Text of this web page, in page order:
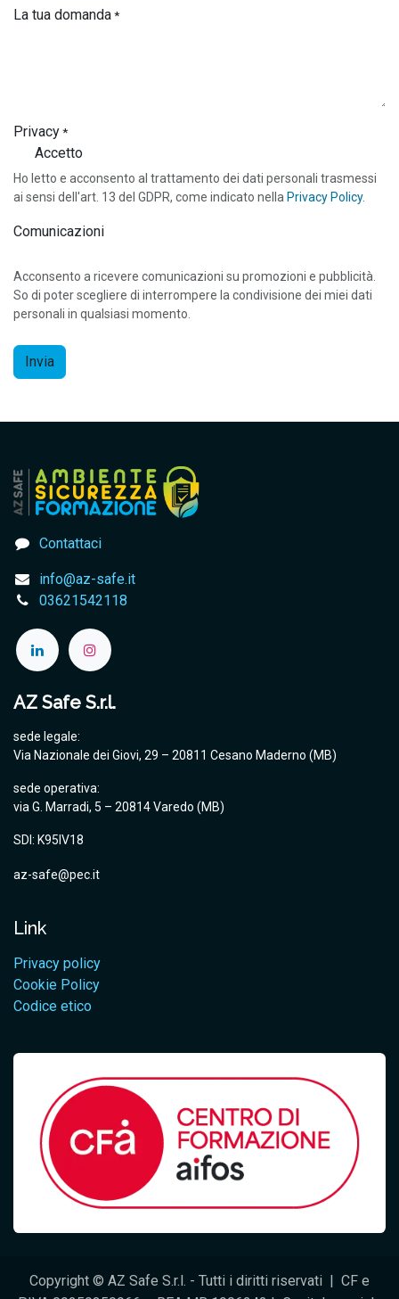
La tua domanda*
Privacy*
Accetto
Ho letto e acconsento al trattamento dei dati personali trasmessi
ai sensi dell'art. 13 del GDPR, come indicato nella Privacy Policy.
Comunicazioni
Acconsento a ricevere comunicazioni su promozioni e pubblicità.
So di poter scegliere di interrompere la condivisione dei miei dati
personali in qualsiasi momento.
Invia
Contattaci
info@az-safe.it
03621542118
AZ Safe S.r.l.
sede legale:
Via Nazionale dei Giovi, 29 – 20811 Cesano Maderno (MB)
sede operativa:
via G. Marradi, 5 – 20814 Varedo (MB)
SDI: K95IV18
az-safe@pec.it
Link
Privacy policy
Cookie Policy
Codice etico
Copyright © AZ Safe S.r.l. - Tutti i diritti riservati | CF e